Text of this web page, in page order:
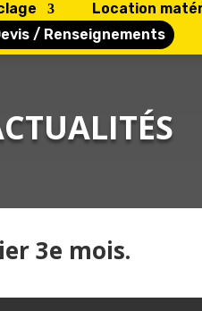
Location
/ Renseignements
3e mois.